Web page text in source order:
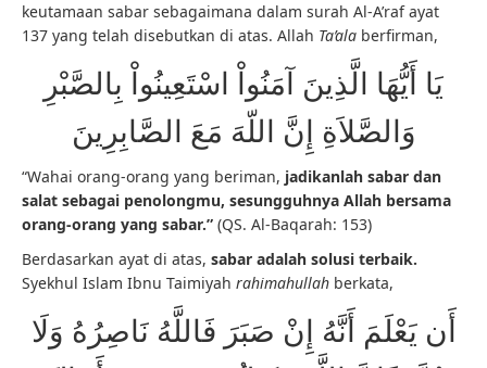
keutamaan sabar sebagaimana dalam surah Al-A’raf ayat
137 yang telah disebutkan di atas. Allah Ta’ala berfirman,
يَا أَيُّهَا الَّذِينَ آمَنُواْ اسْتَعِينُواْ بِالصَّبْرِ
وَالصَّلاَةِ إِنَّ اللّهَ مَعَ الصَّابِرِينَ
“Wahai orang-orang yang beriman, jadikanlah sabar dan
salat sebagai penolongmu, sesungguhnya Allah bersama
orang-orang yang sabar.” (QS. Al-Baqarah: 153)
Berdasarkan ayat di atas, sabar adalah solusi terbaik.
Syekhul Islam Ibnu Taimiyah rahimahullah berkata,
أَن يَعْلَمَ أَنَّهُ إِنْ صَبَرَ فَاللَّهُ نَاصِرُهُ وَلَا